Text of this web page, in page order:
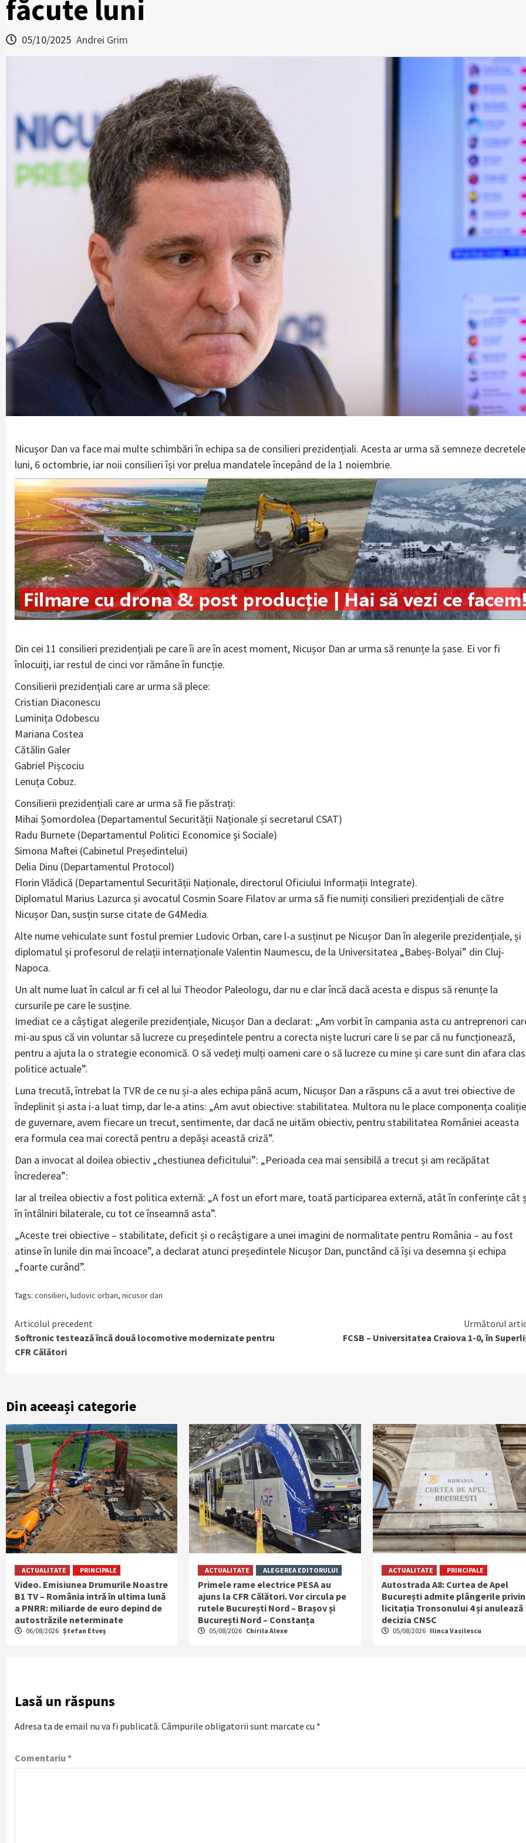
făcute luni
05/10/2025 Andrei Grim
Nicușor Dan va face mai multe schimbări în echipa sa de consilieri prezidențiali. Acesta ar urma să semneze decretele
luni, 6 octombrie, iar noii consilieri își vor prelua mandatele începând de la 1 noiembrie.
Din cei 11 consilieri prezidențiali pe care îi are în acest moment, Nicușor Dan ar urma să renunțe la șase. Ei vor fi
înlocuiți, iar restul de cinci vor rămâne în funcție.
Consilierii prezidențiali care ar urma să plece:
Cristian Diaconescu
Luminița Odobescu
Mariana Costea
Cătălin Galer
Gabriel Pișcociu
Lenuța Cobuz.
Consilierii prezidențiali care ar urma să fie păstrați:
Mihai Șomordolea (Departamentul Securității Naționale și secretarul CSAT)
Radu Burnete (Departamentul Politici Economice şi Sociale)
Simona Maftei (Cabinetul Președintelui)
Delia Dinu (Departamentul Protocol)
Florin Vlădică (Departamentul Securității Naționale, directorul Oficiului Informații Integrate).
Diplomatul Marius Lazurca și avocatul Cosmin Soare Filatov ar urma să fie numiți consilieri prezidențiali de către
Nicușor Dan, susțin surse citate de G4Media.
Alte nume vehiculate sunt fostul premier Ludovic Orban, care l-a susținut pe Nicușor Dan în alegerile prezidențiale, și
diplomatul și profesorul de relații internaționale Valentin Naumescu, de la Universitatea „Babeș-Bolyai” din Cluj-
Napoca.
Un alt nume luat în calcul ar fi cel al lui Theodor Paleologu, dar nu e clar încă dacă acesta e dispus să renunțe la
cursurile pe care le susține.
Imediat ce a câștigat alegerile prezidențiale, Nicușor Dan a declarat: „Am vorbit în campania asta cu antreprenori
mi-au spus că vin voluntar să lucreze cu președintele pentru a corecta niște lucruri care li se par că nu funcționează,
pentru a ajuta la o strategie economică. O să vedeți mulți oameni care o să lucreze cu mine și care sunt din afara
politice actuale”.
Luna trecută, întrebat la TVR de ce nu și-a ales echipa până acum, Nicușor Dan a răspuns că a avut trei obiective de
îndeplinit și asta i-a luat timp, dar le-a atins: „Am avut obiective: stabilitatea. Multora nu le place componența
de guvernare, avem fiecare un trecut, sentimente, dar dacă ne uităm obiectiv, pentru stabilitatea României aceasta
era formula cea mai corectă pentru a depăși această criză”.
Dan a invocat al doilea obiectiv „chestiunea deficitului”: „Perioada cea mai sensibilă a trecut și am recăpătat
încrederea”:
Iar al treilea obiectiv a fost politica externă: „A fost un efort mare, toată participarea externă, atât în conferințe cât
în întâlniri bilaterale, cu tot ce înseamnă asta”.
„Aceste trei obiective – stabilitate, deficit și o recâștigare a unei imagini de normalitate pentru România – au fost
atinse în lunile din mai încoace”, a declarat atunci președintele Nicușor Dan, punctând că își va desemna și echipa
„foarte curând”.
Tags: consilieri, ludovic orban, nicusor dan
Continue
Reading
Articolul precedent
Softronic testează încă două locomotive modernizate pentru
CFR Călători
Următorul
FCSB – Universitatea Craiova 1-0, în
Din aceeași categorie
ACTUALITATE PRINCIPALE
Video. Emisiunea Drumurile Noastre
B1 TV – România intră în ultima lună
a PNRR: miliarde de euro depind de
autostrăzile neterminate
06/08/2026 Ștefan Etveș
ACTUALITATE ALEGEREA EDITORULUI
Primele rame electrice PESA au
ajuns la CFR Călători. Vor circula pe
rutele București Nord – Brașov și
București Nord – Constanța
05/08/2026 Chirila Alexe
ACTUALITATE PRINCIPALE
Autostrada A8: Curtea de Apel
București admite plângerile
licitația Tronsonului 4 și anulează
decizia CNSC
05/08/2026 Ilinca Vasilescu
Lasă un răspuns
Adresa ta de email nu va fi publicată. Câmpurile obligatorii sunt marcate cu *
Comentariu *